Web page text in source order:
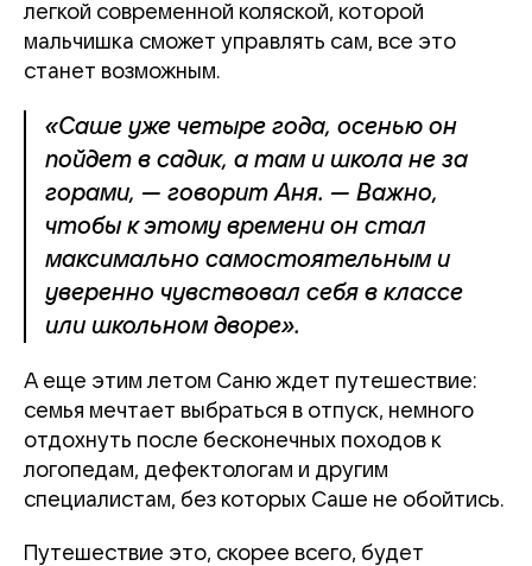
легкой современной коляской, которой
мальчишка сможет управлять сам, все это
станет возможным.
«Саше уже четыре года, осенью он
пойдет в садик, а там и школа не за
горами, — говорит Аня. — Важно,
чтобы к этому времени он стал
максимально самостоятельным и
уверенно чувствовал себя в классе
или школьном дворе».
А еще этим летом Саню ждет путешествие:
семья мечтает выбраться в отпуск, немного
отдохнуть после бесконечных походов к
логопедам, дефектологам и другим
специалистам, без которых Саше не обойтись.
Путешествие это, скорее всего, будет